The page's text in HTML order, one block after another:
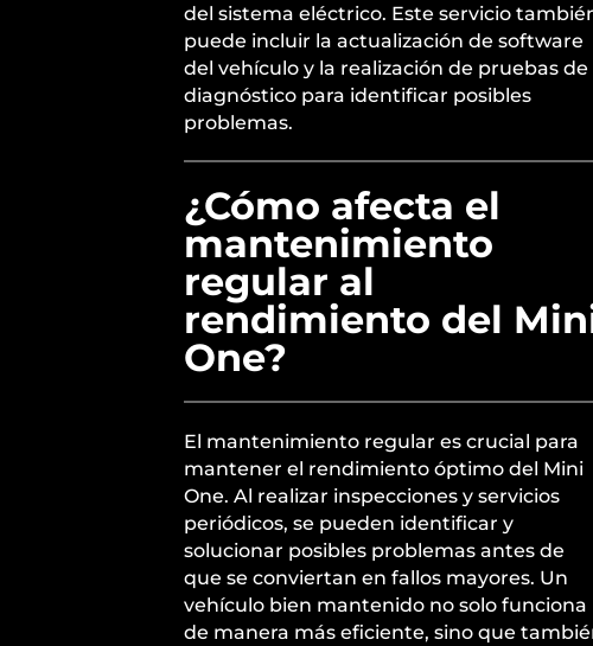
del sistema eléctrico. Este servicio
puede incluir la actualización de software
del vehículo y la realización de pruebas de
diagnóstico para identificar posibles
problemas.
¿Cómo afecta el
mantenimiento
regular al
rendimiento del
One?
El mantenimiento regular es crucial para
mantener el rendimiento óptimo del Mini
One. Al realizar inspecciones y servicios
periódicos, se pueden identificar y
solucionar posibles problemas antes de
que se conviertan en fallos mayores. Un
vehículo bien mantenido no solo funciona
de manera más eficiente, sino que